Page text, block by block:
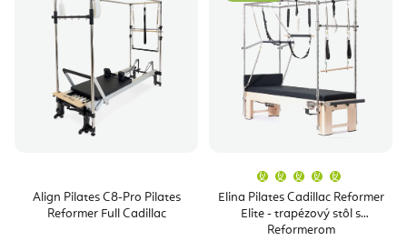
Align Pilates C8-Pro Pilates
Reformer Full Cadillac
Elina Pilates Cadillac Reformer
Elite - trapézový stôl s
Reformerom
produktu
je
5,0